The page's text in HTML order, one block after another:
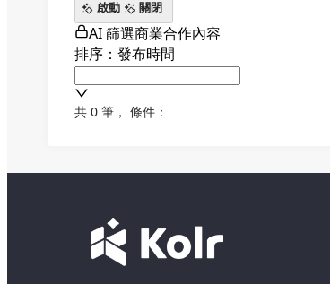
啟動
關閉
AI 篩選商業合作內容
排序：發布時間
共 0 筆 ， 條件：